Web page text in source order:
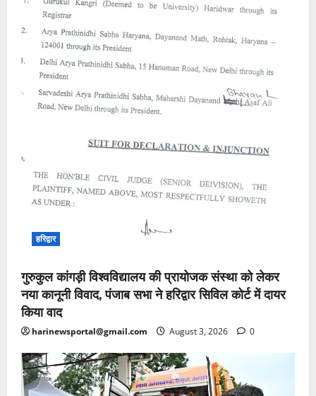
हरिद्वार
गुरुकुल कांगड़ी विश्वविद्यालय की प्रायोजक संस्था को लेकर
नया कानूनी विवाद, पंजाब सभा ने हरिद्वार सिविल कोर्ट में दायर
किया वाद
harinewsportal@gmail.com August 3, 2026 0